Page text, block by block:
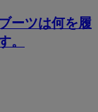
ーツは何を履
。